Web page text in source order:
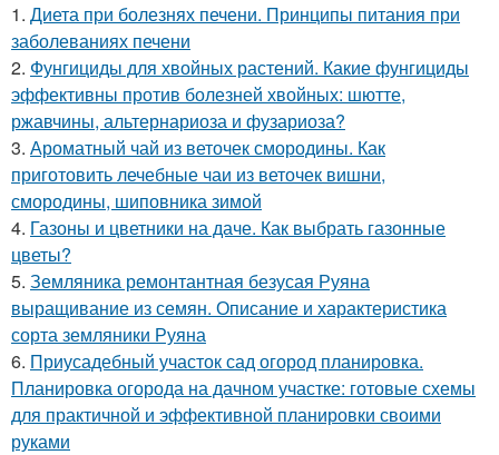
1. Диета при болезнях печени. Принципы питания при
заболеваниях печени
2. Фунгициды для хвойных растений. Какие фунгициды
эффективны против болезней хвойных: шютте,
ржавчины, альтернариоза и фузариоза?
3. Ароматный чай из веточек смородины. Как
приготовить лечебные чаи из веточек вишни,
смородины, шиповника зимой
4. Газоны и цветники на даче. Как выбрать газонные
цветы?
5. Земляника ремонтантная безусая Руяна
выращивание из семян. Описание и характеристика
сорта земляники Руяна
6. Приусадебный участок сад огород планировка.
Планировка огорода на дачном участке: готовые схемы
для практичной и эффективной планировки своими
руками